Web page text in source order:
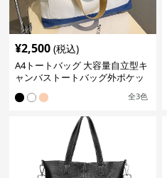
¥2,500 (税込)
A4トートバッグ 大容量自立型キ
ャンバストートバッグ外ポケッ
全3色